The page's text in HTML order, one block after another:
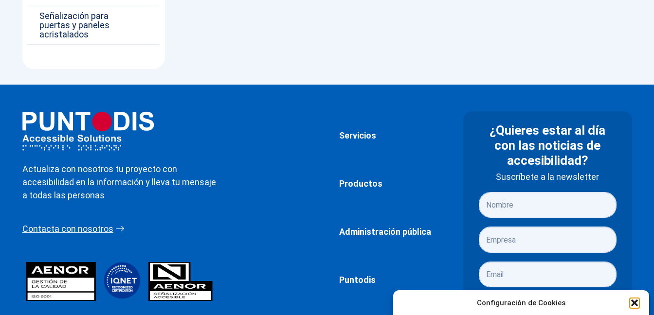
Configuración de Cookies
Señalización para
puertas y paneles
acristalados
Actualiza con nosotros tu proyecto con
accesibilidad en la información y lleva tu mensaje
a todas las personas
Contacta con nosotros
Servicios
Productos
Administración pública
Puntodis
¿Quieres estar al día
con las noticias de
accesibilidad?
Suscríbete a la newsletter